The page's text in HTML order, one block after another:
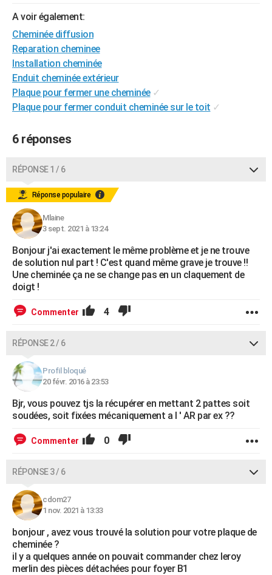
BONS PLANS
CARTE DE VOEUX
Carte de Noël
Carte Bonne année
Carte Saint-Valentin
Carte Pâques
Carte d'anniversaire
DICTIONNAIRE
Dictionnaire
Biographies
Citations
Expressions
Proverbes
PROGRAMME TV
Bricolage
Lifestyle
Culture
Sport
Auto
Television
Voyage
Cinema
A voir également:
Cheminée diffusion
Reparation cheminee
Installation cheminée
Enduit cheminée extérieur
Plaque pour fermer une cheminée ✓
Plaque pour fermer conduit cheminée sur le toit ✓
6 réponses
RÉPONSE 1 / 6
Réponse populaire
Mlaine
3 sept. 2021 à 13:24
Bonjour j'ai exactement le même problème et je ne trouve
de solution nul part ! C'est quand même grave je trouve !!
Une cheminée ça ne se change pas en un claquement de
doigt !
Commenter 4
RÉPONSE 2 / 6
Profil bloqué
20 févr. 2016 à 23:53
Bjr, vous pouvez tjs la récupérer en mettant 2 pattes soit
soudées, soit fixées mécaniquement a l ' AR par ex ??
Commenter 0
RÉPONSE 3 / 6
cdom27
1 nov. 2021 à 13:33
bonjour , avez vous trouvé la solution pour votre plaque de
cheminée ?
il y a quelques année on pouvait commander chez leroy
merlin des pièces détachées pour foyer B1